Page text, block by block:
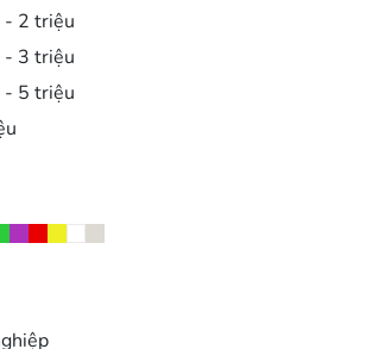
- 2 triệu
- 3 triệu
- 5 triệu